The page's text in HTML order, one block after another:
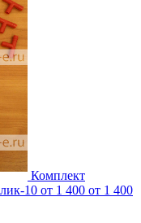
Комплект
10 от 1 400 от 1 400